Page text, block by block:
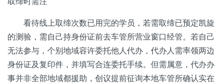
看待线上取缔次数已用完的学员，若需取缔已预定凯旋
的测验，需自己持身份证前去车管所营业窗口经管。若自己
无法参与，个别地域容许委托他人代办，代办人需率领两边
身份证及复印件，并填写合连委托手续。但需属意，代办办
事并非全部地域都援助，创议提前征询本地车管所确认实在